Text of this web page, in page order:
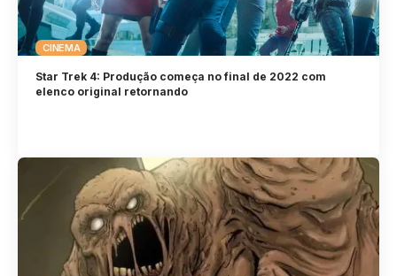
CINEMA
Star Trek 4: Produção começa no final de 2022 com
elenco original retornando